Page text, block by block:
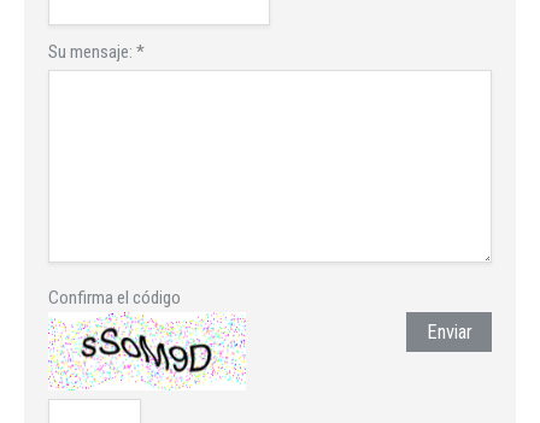
Su mensaje: *
Confirma el código
Enviar